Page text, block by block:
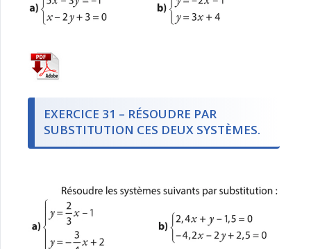
EXERCICE 31 – RÉSOUDRE PAR
SUBSTITUTION CES DEUX SYSTÈMES.